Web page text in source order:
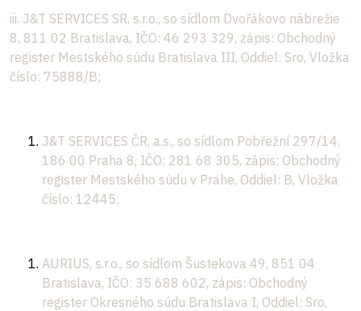
iii. J&T SERVICES SR, s.r.o., so sídlom Dvořákovo nábrežie
8, 811 02 Bratislava, IČO: 46 293 329, zápis: Obchodný
register Mestského súdu Bratislava III, Oddiel: Sro, Vložka
číslo: 75888/B;
J&T SERVICES ČR, a.s., so sídlom Pobřežní 297/14,
186 00 Praha 8, IČO: 281 68 305, zápis: Obchodný
register Mestského súdu v Prahe, Oddiel: B, Vložka
číslo: 12445;
AURIUS, s.r.o., so sídlom Šustekova 49, 851 04
Bratislava, IČO: 35 688 602, zápis: Obchodný
register Okresného súdu Bratislava I, Oddiel: Sro,